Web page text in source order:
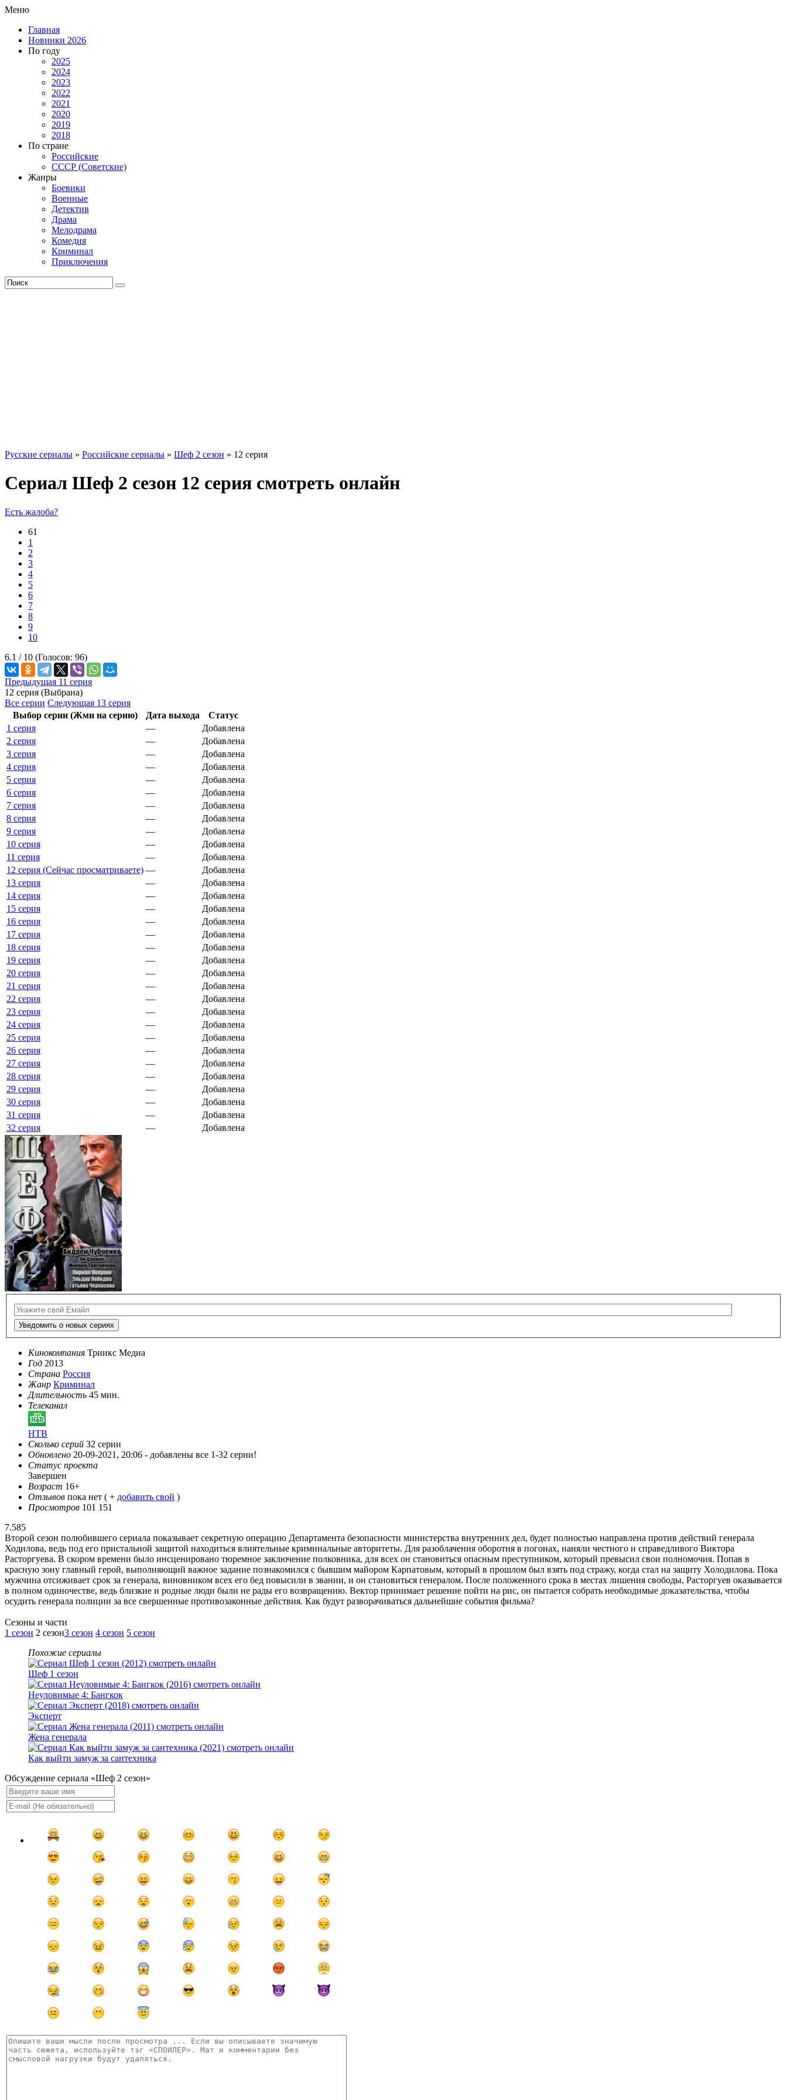
Меню
Главная
Новинки 2026
По году
2025
2024
2023
2022
2021
2020
2019
2018
По стране
Российские
СССР (Советские)
Жанры
Боевики
Военные
Детектив
Драма
Мелодрама
Комедия
Криминал
Приключения
Русские сериалы » Российские сериалы » Шеф 2 сезон » 12 серия
Сериал Шеф 2 сезон 12 серия смотреть онлайн
Есть жалоба?
61
1
2
3
4
5
6
7
8
9
10
6.1 / 10 (Голосов: 96)
Предыдущая 11 серия
12 серия (Выбрана)
Все серии Следующая 13 серия
Выбор серии (Жми на серию)
Дата выхода
Статус
1 серия
—
Добавлена
2 серия
—
Добавлена
3 серия
—
Добавлена
4 серия
—
Добавлена
5 серия
—
Добавлена
6 серия
—
Добавлена
7 серия
—
Добавлена
8 серия
—
Добавлена
9 серия
—
Добавлена
10 серия
—
Добавлена
11 серия
—
Добавлена
12 серия (Сейчас просматриваете) —
Добавлена
13 серия
—
Добавлена
14 серия
—
Добавлена
15 серия
—
Добавлена
16 серия
—
Добавлена
17 серия
—
Добавлена
18 серия
—
Добавлена
19 серия
—
Добавлена
20 серия
—
Добавлена
21 серия
—
Добавлена
22 серия
—
Добавлена
23 серия
—
Добавлена
24 серия
—
Добавлена
25 серия
—
Добавлена
26 серия
—
Добавлена
27 серия
—
Добавлена
28 серия
—
Добавлена
29 серия
—
Добавлена
30 серия
—
Добавлена
31 серия
—
Добавлена
32 серия
— Добавлена
Уведомить о новых сериях
Кинокомпания Триикс Медиа
Год 2013
Страна Россия
Жанр Криминал
Длительность 45 мин.
Телеканал
НТВ
Сколько серий 32 серии
Обновлено 20-09-2021, 20:06 - добавлены все 1-32 серии!
Статус проекта
Завершен
Возраст 16+
Отзывов пока нет ( + добавить свой )
Просмотров 101 151
7.585
Второй сезон полюбившего сериала показывает секретную операцию Департамента безопасности министерства внутренних дел, будет полностью направлена против действий генерала
Ходилова, ведь под его пристальной защитой находиться влиятельные криминальные авторитеты. Для разоблачения оборотня в погонах, наняли честного и справедливого Виктора
Расторгуева. В скором времени было инсценировано тюремное заключение полковника, для всех он становиться опасным преступником, который превысил свои полномочия. Попав в
красную зону главный герой, выполняющий важное задание познакомился с бывшим майором Карпатовым, который в прошлом был взять под стражу, когда стал на защиту Холодилова. Пока
мужчина отсиживает срок за генерала, виновником всех его бед повысили в звании, и он становиться генералом. После положенного срока в местах лишения свободы, Расторгуев оказывается
в полном одиночестве, ведь близкие и родные люди были не рады его возвращению. Вектор принимает решение пойти на рис, он пытается собрать необходимые доказательства, чтобы
осудить генерала полиции за все свершенные противозаконные действия. Как будут разворачиваться дальнейшие события фильма?
Cезоны и части
1 сезон 2 сезон3 сезон 4 сезон 5 сезон
Похожие сериалы
Шеф 1 сезон
Неуловимые 4: Бангкок
Эксперт
Жена генерала
Как выйти замуж за сантехника
Обсуждение сериала «Шеф 2 сезон»